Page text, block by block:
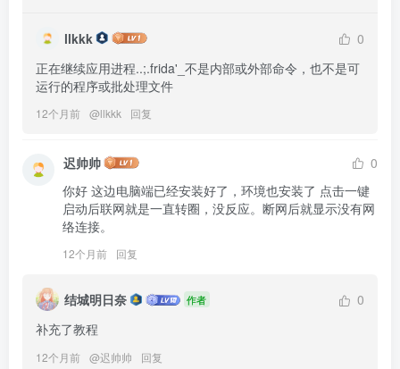
llkkk
0
正在继续应用进程..;.frida'_不是内部或外部命令，也不是可
运行的程序或批处理文件
12个月前 @llkkk 回复
迟帅帅
0
你好 这边电脑端已经安装好了，环境也安装了 点击一键
启动后联网就是一直转圈，没反应。断网后就显示没有网
络连接。
12个月前 回复
结城明日奈 作者
0
12个月前 @迟帅帅 回复